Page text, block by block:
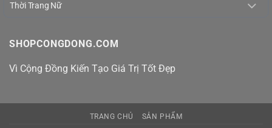
Thời Trang Nữ
SHOPCONGDONG.COM
Vì Cộng Đồng Kiến Tạo Giá Trị Tốt Đẹp
TRANG CHỦ SẢN PHẨM